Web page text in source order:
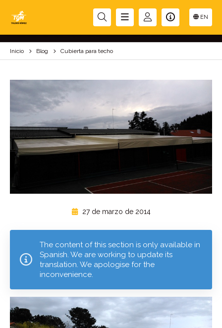
EN
CUBIERTA PARA TECHO
Inicio Blog Cubierta para techo
27 de marzo de 2014
The content of this section is only available in
Spanish. We are working to update its
translation. We apologise for the
inconvenience.